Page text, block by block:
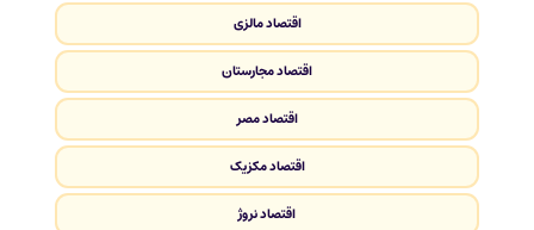
اقتصاد مالزی
اقتصاد مجارستان
اقتصاد مصر
اقتصاد مکزیک
اقتصاد نروژ